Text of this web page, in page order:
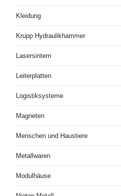
Kleidung
Krupp Hydraulikhammer
Lasersintern
Leiterplatten
Logistiksysteme
Magneten
Menschen und Haustiere
Metallwaren
Modulhäuse